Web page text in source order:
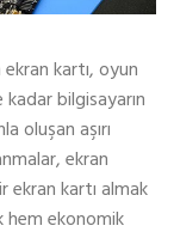
ekran kartı, oyun
bilgisayarın
oluşan aşırı
ekran
ekran kartı almak
ekonomik